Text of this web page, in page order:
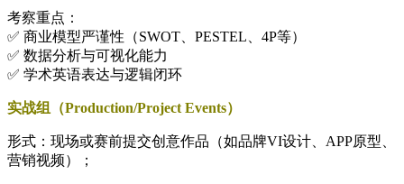
考察重点：
✅ 商业模型严谨性（SWOT、PESTEL、4P等）
✅ 数据分析与可视化能力
✅ 学术英语表达与逻辑闭环
实战组（Production/Project Events）
形式：现场或赛前提交创意作品（如品牌VI设计、APP原型、
营销视频）；